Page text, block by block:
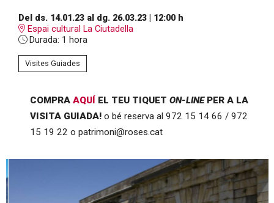
Del ds. 14.01.23al dg. 26.03.23| 12:00 h
Espai cultural La Ciutadella
Durada: 1 hora
Visites Guiades
COMPRA AQUÍ EL TEU TIQUET ON-LINE PER A LA
VISITA GUIADA! o bé reserva al 972 15 14 66 / 972
15 19 22 o patrimoni@roses.cat